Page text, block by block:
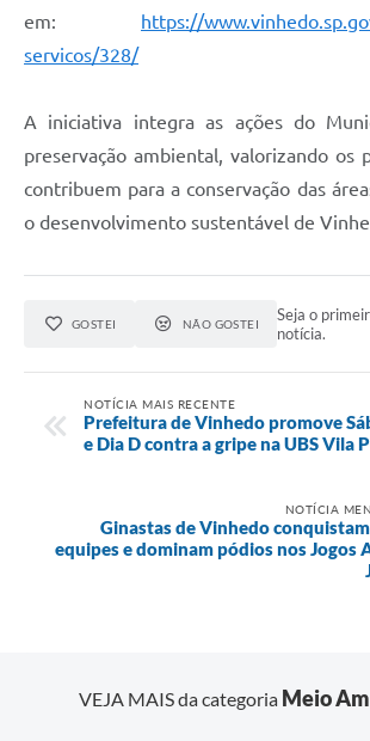
em: https://
servicos/328/
A iniciativa integra as ações do
preservação ambiental, valorizando os
contribuem para a conservação das
o desenvolvimento sustentável de
GOSTEI NÃO GOSTEI
Seja o
notícia.
NOTÍCIA MAIS RECENTE
Prefeitura de Vinhedo promove
e Dia D contra a gripe na UBS Vila
NOTÍCIA
Ginastas de Vinhedo
equipes e dominam pódios nos Jogos
VEJA MAIS da categoria Meio